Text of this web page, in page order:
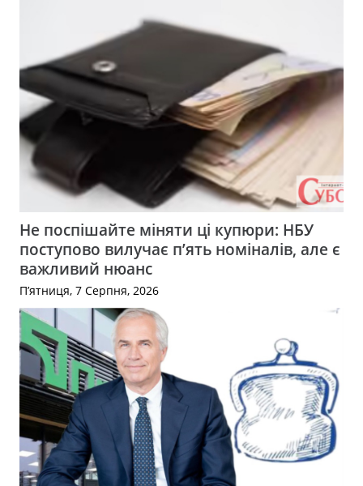
Не поспішайте міняти ці купюри: НБУ
поступово вилучає п’ять номіналів, але є
важливий нюанс
П’ятниця, 7 Серпня, 2026